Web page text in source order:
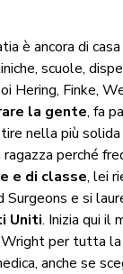
è ancora di
scuole,
Hering, Finke,
la gente, fa
nella più
perché
e di classe, lei
Surgeons e si
Uniti. Inizia qui il
Wright per tutta
anche se